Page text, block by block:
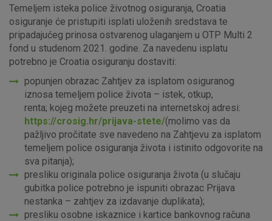
Temeljem isteka police životnog osiguranja, Croatia
osiguranje će pristupiti isplati uloženih sredstava te
pripadajućeg prinosa ostvarenog ulaganjem u OTP Multi 2
fond u studenom 2021. godine. Za navedenu isplatu
potrebno je Croatia osiguranju dostaviti:
popunjen obrazac Zahtjev za isplatom osiguranog
iznosa temeljem police života – istek, otkup,
renta; kojeg možete preuzeti na internetskoj adresi:
https://crosig.hr/prijava-stete/(molimo vas da
pažljivo pročitate sve navedeno na Zahtjevu za isplatom
temeljem police osiguranja života i istinito odgovorite na
sva pitanja);
presliku originala police osiguranja života (u slučaju
gubitka police potrebno je ispuniti obrazac Prijava
nestanka – zahtjev za izdavanje duplikata);
presliku osobne iskaznice i kartice bankovnog računa